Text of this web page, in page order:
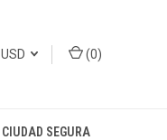
USD (0)
CIUDAD SEGURA